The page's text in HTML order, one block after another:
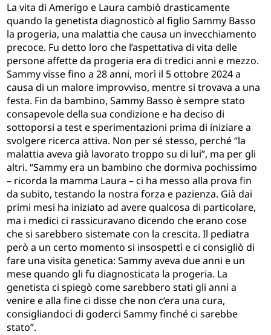
La vita di Amerigo e Laura cambiò drasticamente
quando la genetista diagnosticò al figlio Sammy Basso
la progeria, una malattia che causa un invecchiamento
precoce. Fu detto loro che l’aspettativa di vita delle
persone affette da progeria era di tredici anni e mezzo.
Sammy visse fino a 28 anni, morì il 5 ottobre 2024 a
causa di un malore improvviso, mentre si trovava a una
festa. Fin da bambino, Sammy Basso è sempre stato
consapevole della sua condizione e ha deciso di
sottoporsi a test e sperimentazioni prima di iniziare a
svolgere ricerca attiva. Non per sé stesso, perché “la
malattia aveva già lavorato troppo su di lui”, ma per gli
altri. “Sammy era un bambino che dormiva pochissimo
– ricorda la mamma Laura – ci ha messo alla prova fin
da subito, testando la nostra forza e pazienza. Già dai
primi mesi ha iniziato ad avere qualcosa di particolare,
ma i medici ci rassicuravano dicendo che erano cose
che si sarebbero sistemate con la crescita. Il pediatra
però a un certo momento si insospettì e ci consigliò di
fare una visita genetica: Sammy aveva due anni e un
mese quando gli fu diagnosticata la progeria. La
genetista ci spiegò come sarebbero stati gli anni a
venire e alla fine ci disse che non c’era una cura,
consigliandoci di goderci Sammy finché ci sarebbe
stato”.